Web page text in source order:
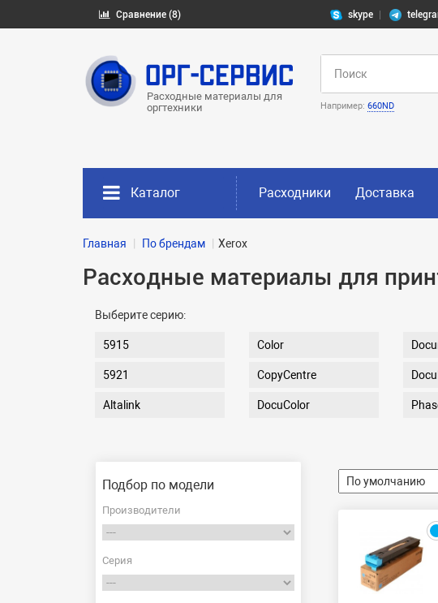
Сравнение (8) skype
Расходные материалы для
оргтехники
Например: 660ND
Каталог Расходники Доставка
Главная По брендам Xerox
Расходные материалы для
Выберите серию:
5915
5921
Altalink
Color
CopyCentre
DocuColor
Подбор по модели
Производители
Серия